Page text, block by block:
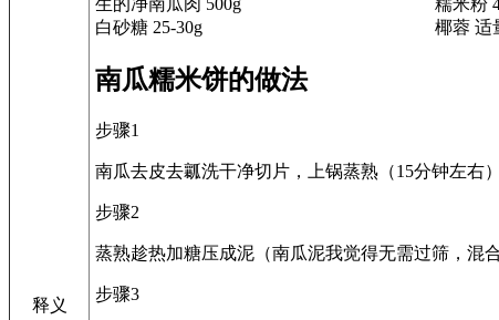
释义
白砂糖 25-30g
椰蓉 适
南瓜糯米饼的做法
步骤1
南瓜去皮去瓤洗干净切片，上锅蒸熟（15分钟左右）
步骤2
蒸熟趁热加糖压成泥（南瓜泥我觉得无需过筛，混
步骤3